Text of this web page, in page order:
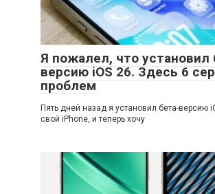
Я пожалел, что установил
версию iOS 26. Здесь 6
проблем
Пять дней назад я установил бета-версию
свой iPhone, и теперь хочу